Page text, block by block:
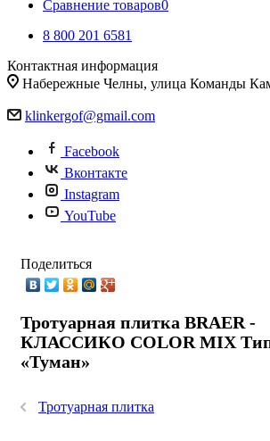
Сравнение товаров0
8 800 201 6581
Контактная информация
Набережные Челны, улица Команды
klinkergof@gmail.com
Facebook
Вконтакте
Instagram
YouTube
Поделиться
Тротуарная плитка BRAER -
КЛАССИКО COLOR MIX
«Туман»
Тротуарная плитка